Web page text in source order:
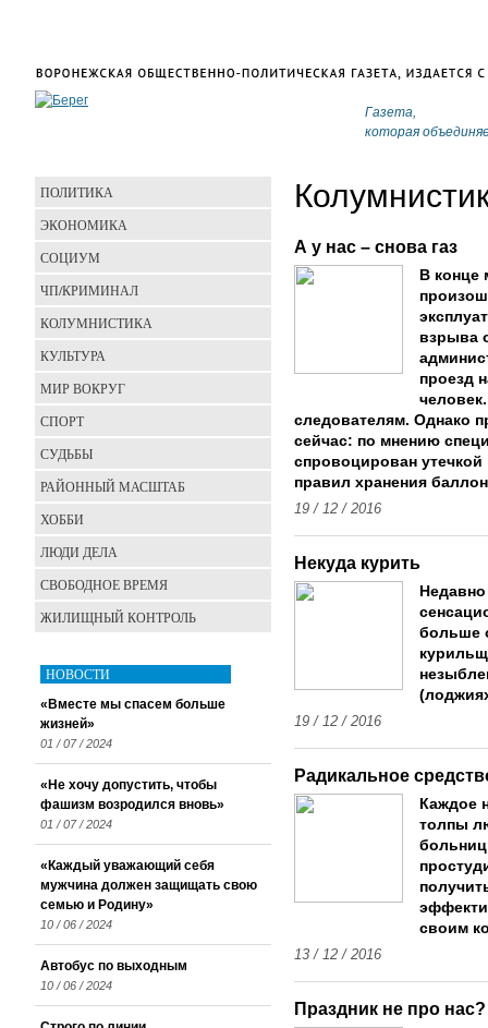
Газета,
которая
А у нас – снова газ
В конце
взрыва
проезд
следователям. Однако
сейчас: по мнению
спровоцирован утечкой
правил хранения
19 / 12 / 2016
Некуда курить
больше
19 / 12 / 2016
Радикальное
Каждое
толпы
своим
13 / 12 / 2016
Праздник не про нас?
ПОЛИТИКА
ЭКОНОМИКА
СОЦИУМ
ЧП/КРИМИНАЛ
КОЛУМНИСТИКА
КУЛЬТУРА
МИР ВОКРУГ
СПОРТ
СУДЬБЫ
РАЙОННЫЙ МАСШТАБ
ХОББИ
ЛЮДИ ДЕЛА
СВОБОДНОЕ ВРЕМЯ
ЖИЛИЩНЫЙ КОНТРОЛЬ
НОВОСТИ
«Вместе мы спасем больше
жизней»
01 / 07 / 2024
«Не хочу допустить, чтобы
фашизм возродился вновь»
01 / 07 / 2024
«Каждый уважающий себя
мужчина должен защищать свою
семью и Родину»
10 / 06 / 2024
Автобус по выходным
10 / 06 / 2024